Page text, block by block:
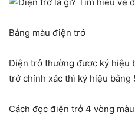
Bảng màu điện trở
Điện trở thường được ký hiệu
trở chính xác thì ký hiệu bằng
Cách đọc điện trở 4 vòng